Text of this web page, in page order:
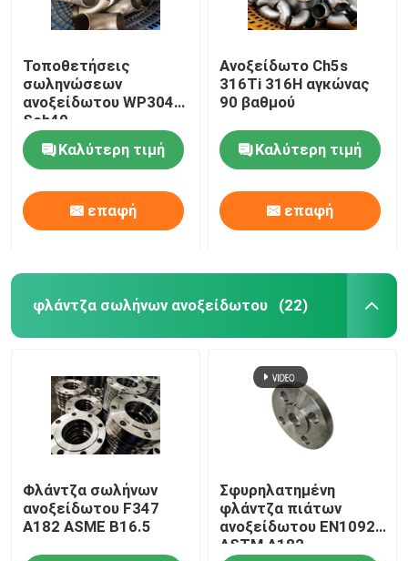
Τοποθετήσεις
σωληνώσεων
ανοξείδωτου WP304
Sch40
Καλύτερη τιμή
επαφή
Ανοξείδωτο Ch5s
316Ti 316H αγκώνας
90 βαθμού
Καλύτερη τιμή
επαφή
φλάντζα σωλήνων ανοξείδωτου (22)
Φλάντζα σωλήνων
ανοξείδωτου F347
A182 ASME B16.5
Σφυρηλατημένη
φλάντζα πιάτων
ανοξείδωτου EN1092
ASTM A182